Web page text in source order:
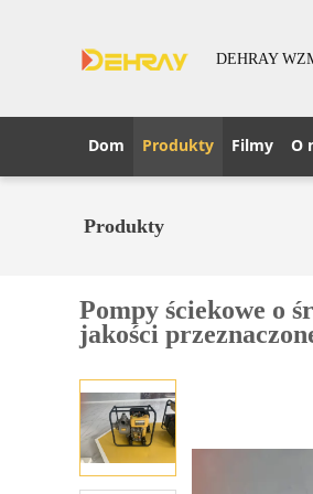
DEHRAY
Dom Produkty Filmy O
Produkty
Pompy ściekowe o
jakości